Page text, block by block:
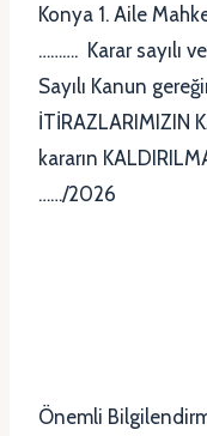
Konya 1. Aile
………. Karar sayılı
Sayılı Kanun
İTİRAZLARIMIZIN
kararın
……/2026
Önemli